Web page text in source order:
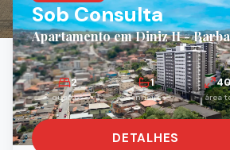
Sob Consulta
Apartamento em Diniz II -
2
quartos
1
banheiros
40
área
DETALHES